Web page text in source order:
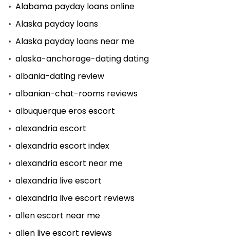
Alabama payday loans online
Alaska payday loans
Alaska payday loans near me
alaska-anchorage-dating dating
albania-dating review
albanian-chat-rooms reviews
albuquerque eros escort
alexandria escort
alexandria escort index
alexandria escort near me
alexandria live escort
alexandria live escort reviews
allen escort near me
allen live escort reviews